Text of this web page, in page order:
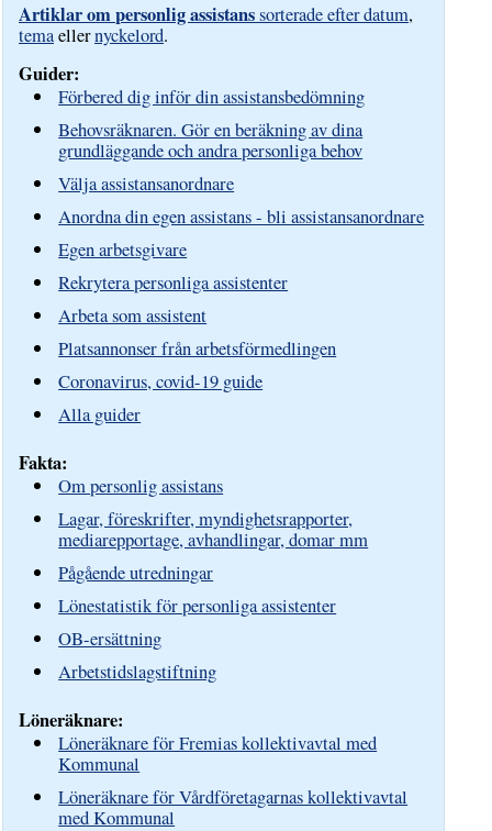
Artiklar om personlig assistanssorterade efter datum,
temaellernyckelord.
Guider:
Förbered dig inför din assistansbedömning
Behovsräknaren. Gör en beräkning av dina
grundläggande och andra personliga behov
Välja assistansanordnare
Anordna din egen assistans - bli assistansanordnare
Egen arbetsgivare
Rekrytera personliga assistenter
Arbeta som assistent
Platsannonser från arbetsförmedlingen
Coronavirus, covid-19 guide
Alla guider
Fakta:
Om personlig assistans
Lagar, föreskrifter, myndighetsrapporter,
mediarepportage, avhandlingar, domar mm
Pågående utredningar
Lönestatistik för personliga assistenter
OB-ersättning
Arbetstidslagstiftning
Löneräknare:
Löneräknare för Fremias kollektivavtal med
Kommunal
Löneräknare för Vårdföretagarnas kollektivavtal
med Kommunal